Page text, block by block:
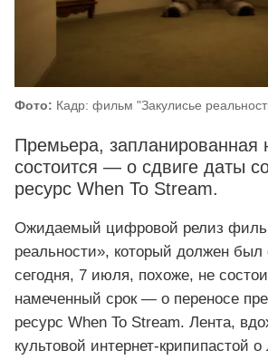
Фото: Кадр: фильм "Закулисье
Премьера, запланированная
состоится — о сдвиге даты
ресурс When To Stream.
Ожидаемый цифровой релиз
реальности», который должен был
сегодня, 7 июля, похоже, не
намеченный срок — о переносе
ресурс When To Stream. Лента,
культовой интернет‑крипипастой